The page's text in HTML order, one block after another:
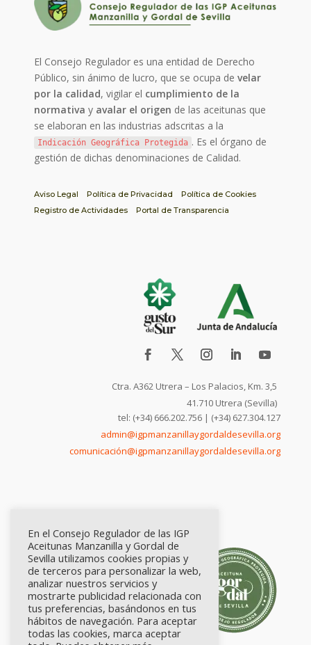
El Consejo Regulador es una entidad de Derecho
Público, sin ánimo de lucro, que se ocupa develar
por la calidad, vigilar el cumplimiento de la
normativa y avalar el origen de las aceitunas que
se elaboran en las industrias adscritas a la
Indicación Geográfica Protegida . Es el órgano de
gestión de dichas denominaciones de Calidad.
Aviso Legal Política de Privacidad
Política de Cookies
Registro de Actividades
Portal de Transparencia
Ctra. A362 Utrera – Los Palacios, Km. 3,5
41.710 Utrera (Sevilla)
tel: (+34) 666.202.756 | (+34) 627.304.127
admin@igpmanzanillaygordaldesevilla.org
comunicación@igpmanzanillaygordaldesevilla.org
En el Consejo Regulador de las IGP
Aceitunas Manzanilla y Gordal de
Sevilla utilizamos cookies propias y
de terceros para personalizar la web,
analizar nuestros servicios y
mostrarte publicidad relacionada con
tus preferencias, basándonos en tus
hábitos de navegación. Para aceptar
todas las cookies, marca aceptar